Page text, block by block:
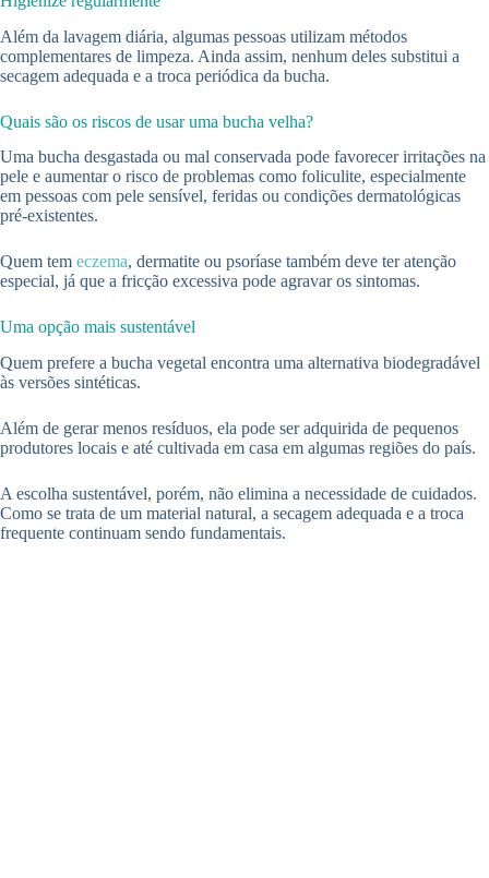
Além da lavagem diária, algumas pessoas utilizam métodos
complementares de limpeza. Ainda assim, nenhum deles substitui a
secagem adequada e a troca periódica da bucha.
Quais são os riscos de usar uma bucha velha?
Uma bucha desgastada ou mal conservada pode favorecer irritações na
pele e aumentar o risco de problemas como foliculite, especialmente
em pessoas com pele sensível, feridas ou condições dermatológicas
pré-existentes.
Quem tem eczema, dermatite ou psoríase também deve ter atenção
especial, já que a fricção excessiva pode agravar os sintomas.
Uma opção mais sustentável
Quem prefere a bucha vegetal encontra uma alternativa biodegradável
às versões sintéticas.
Além de gerar menos resíduos, ela pode ser adquirida de pequenos
produtores locais e até cultivada em casa em algumas regiões do país.
A escolha sustentável, porém, não elimina a necessidade de cuidados.
Como se trata de um material natural, a secagem adequada e a troca
frequente continuam sendo fundamentais.